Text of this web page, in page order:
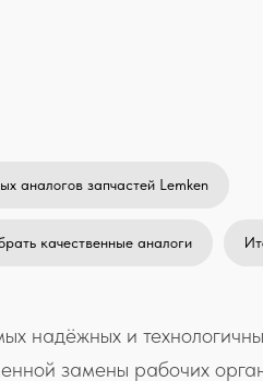
аналогов запчастей Lemken
качественные аналоги
надёжных и
замены рабочих